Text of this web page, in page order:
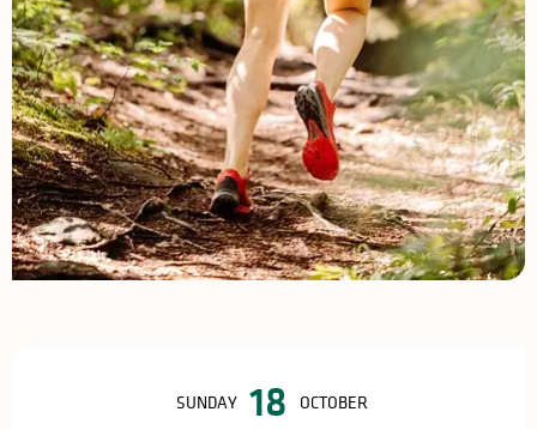
SUNDAY 18 OCTOBER